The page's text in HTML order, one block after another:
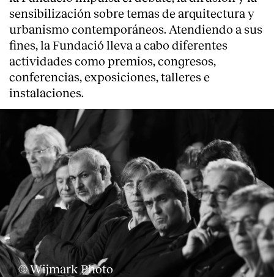
Servicios
sensibilización sobre temas de arquitectura y
urbanismo contemporáneos. Atendiendo a sus
fines, la Fundació lleva a cabo diferentes
actividades como premios, congresos,
conferencias, exposiciones, talleres e
instalaciones.
© Wijmark Photo